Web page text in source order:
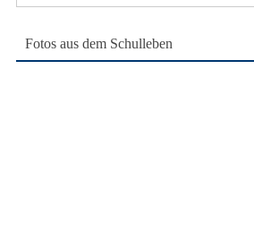
nach:
Fotos aus dem Schulleben